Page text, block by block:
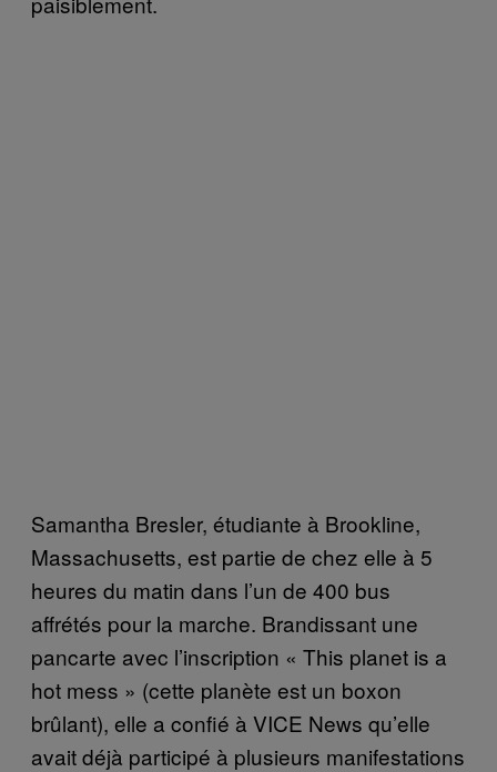
Samantha Bresler, étudiante à Brookline,
Massachusetts, est partie de chez elle à 5
heures du matin dans l’un de 400 bus
affrétés pour la marche. Brandissant une
pancarte avec l’inscription « This planet is a
hot mess » (cette planète est un boxon
brûlant), elle a confié à VICE News qu’elle
avait déjà participé à plusieurs manifestations